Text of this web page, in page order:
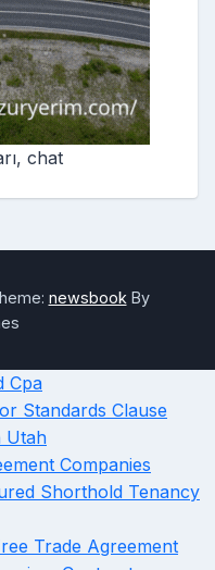
chat
newsbook By
Cpa
Standards Clause
Utah
Companies
Shorthold Tenancy
Trade Agreement